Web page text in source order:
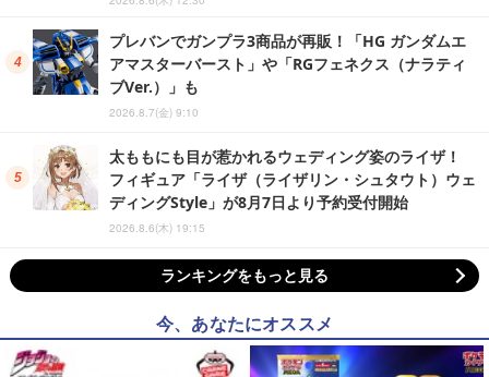
プレバンでガンプラ3商品が再販！「HG ガンダムエ
アマスターバースト」や「RGフェネクス（ナラティ
ブVer.）」も
2026.8.7(金) 9:10
太ももにも目が惹かれるウェディング姿のライザ！
フィギュア「ライザ（ライザリン・シュタウト）ウェ
ディングStyle」が8月7日より予約受付開始
2026.8.6(木) 19:15
ランキングをもっと見る
今、あなたにオススメ